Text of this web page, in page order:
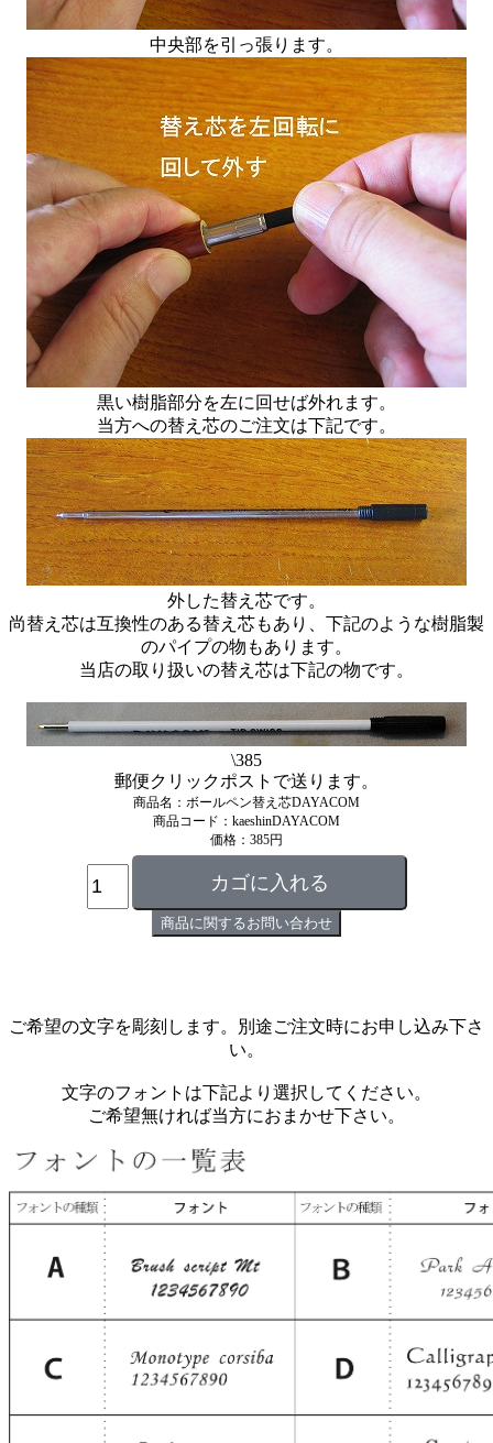
中央部を引っ張ります。
黒い樹脂部分を左に回せば外れます。
当方への替え芯のご注文は下記です。
外した替え芯です。
尚替え芯は互換性のある替え芯もあり、下記のような樹脂製
のパイプの物もあります。
当店の取り扱いの替え芯は下記の物です。
\385
郵便クリックポストで送ります。
商品名：ボールペン替え芯DAYACOM
商品コード：kaeshinDAYACOM
価格：385円
ご希望の文字を彫刻します。別途ご注文時にお申し込み下さ
い。
文字のフォントは下記より選択してください。
ご希望無ければ当方におまかせ下さい。